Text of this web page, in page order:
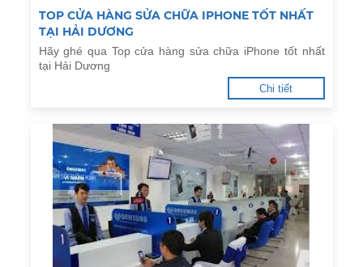
TOP CỬA HÀNG SỬA CHỮA IPHONE TỐT NHẤT
TẠI HẢI DƯƠNG
Hãy ghé qua Top cửa hàng sửa chữa iPhone tốt nhất
tại Hải Dương
Chi tiết